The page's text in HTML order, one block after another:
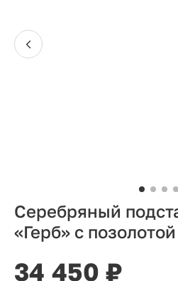
Серебряный
«Герб» с позолотой
34 450 ₽